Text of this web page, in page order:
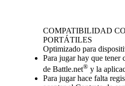
Available actions
COMPATIBILIDAD
PORTÁTILES
Optimizado para
Para jugar hay que tener
de Battle.net® y la
Para jugar hace falta